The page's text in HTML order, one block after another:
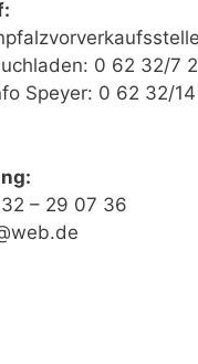
0 62 32/7
Speyer: 0 62 32/
– 29 07 36